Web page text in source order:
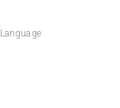
Language